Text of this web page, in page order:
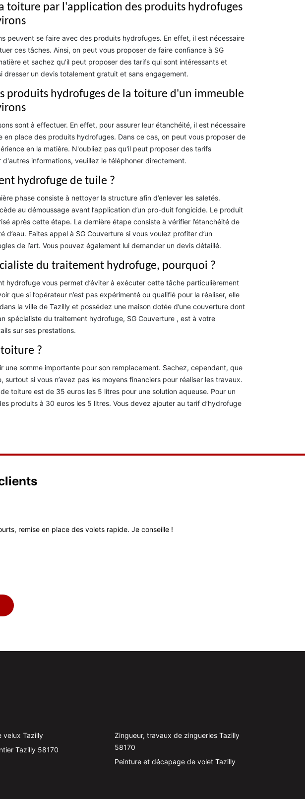
toiture par l'application des produits hydrofuges
peuvent se faire avec des produits hydrofuges. En effet, il est nécessaire
ces tâches. Ainsi, on peut vous proposer de faire confiance à SG
et sachez qu'il peut proposer des tarifs qui sont intéressants et
un devis totalement gratuit et sans engagement.
produits hydrofuges de la toiture d'un immeuble
sont à effectuer. En effet, pour assurer leur étanchéité, il est nécessaire
place des produits hydrofuges. Dans ce cas, on peut vous proposer de
en la matière. N'oubliez pas qu'il peut proposer des tarifs
informations, veuillez le téléphoner directement.
hydrofuge de tuile ?
phase consiste à nettoyer la structure afin d’enlever les saletés.
au démoussage avant l’application d’un pro-duit fongicide. Le produit
après cette étape. La dernière étape consiste à vérifier l’étanchéité de
Faites appel à SG Couverture si vous voulez profiter d’un
de l’art. Vous pouvez également lui demander un devis détaillé.
du traitement hydrofuge, pourquoi ?
hydrofuge vous permet d’éviter à exécuter cette tâche particulièrement
que si l’opérateur n’est pas expérimenté ou qualifié pour la réaliser, elle
la ville de Tazilly et possédez une maison dotée d’une couverture dont
spécialiste du traitement hydrofuge, SG Couverture , est à votre
sur ses prestations.
?
somme importante pour son remplacement. Sachez, cependant, que
surtout si vous n’avez pas les moyens financiers pour réaliser les travaux.
toiture est de 35 euros les 5 litres pour une solution aqueuse. Pour un
produits à 30 euros les 5 litres. Vous devez ajouter au tarif d’hydrofuge
remise en place des volets rapide. Je conseille !
velux Tazilly
Tazilly 58170
Zingueur, travaux de zingueries Tazilly
58170
Peinture et décapage de volet Tazilly